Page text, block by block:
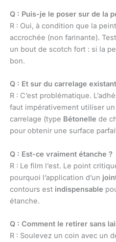
Q : Puis-je le poser sur de la
R : Oui, à condition que la
accrochée (non farinante).
un bout de scotch fort : si la
bon.
Q : Et sur du carrelage
R : C’est problématique.
faut impérativement utiliser
carrelage (type Bétonelle de
pour obtenir une surface
Q : Est-ce vraiment étanche ?
R : Le film l’est. Le point
pourquoi l’application d’un
contours est indispensable
étanche.
Q : Comment le retirer sans
R : Soulevez un coin avec un